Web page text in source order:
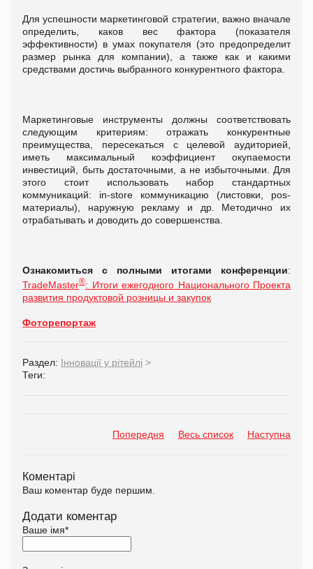
Для успешности маркетинговой стратегии, важно вначале
определить, каков вес фактора (показателя
эффективности) в умах покупателя (это предопределит
размер рынка для компании), а также как и какими
средствами достичь выбранного конкурентного фактора.
Маркетинговые инструменты должны соответствовать
следующим критериям: отражать конкурентные
преимущества, пересекаться с целевой аудиторией,
иметь максимальный коэффициент окупаемости
инвестиций, быть достаточными, а не избыточными. Для
этого стоит использовать набор стандартных
коммуникаций: in-store коммуникацию (листовки, pos-
материалы), наружную рекламу и др. Методично их
отрабатывать и доводить до совершенства.
Ознакомиться с полными итогами конференции:
TradeMaster®: Итоги ежегодного Национального Проекта
развития продуктовой розницы и закупок
Фоторепортаж
Раздел: Інновації у рітейлі >
Теги:
Попередня Весь список Наступна
Коментарі
Ваш коментар буде першим.
Додати коментар
Ваше імя*